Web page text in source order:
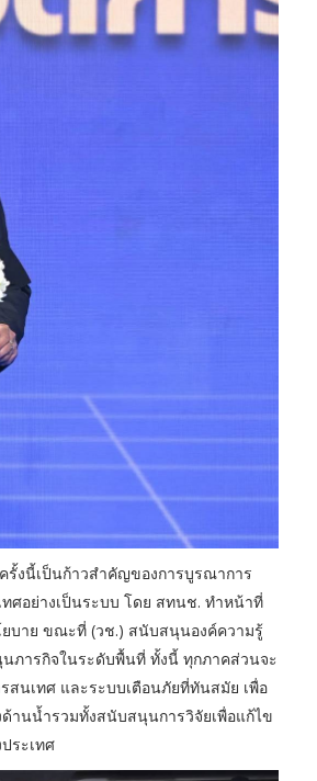
รั้งนี้เป็นก้าวสำคัญของการบูรณาการ
ศอย่างเป็นระบบ โดย สทนช. ทำหน้าที่
บาย ขณะที่ (วช.) สนับสนุนองค์ความรู้
ภารกิจในระดับพื้นที่ ทั้งนี้ ทุกภาคส่วนจะ
นเทศ และระบบเตือนภัยที่ทันสมัย เพื่อ
นน้ำรวมทั้งสนับสนุนการวิจัยเพื่อแก้ไข
ระเทศ